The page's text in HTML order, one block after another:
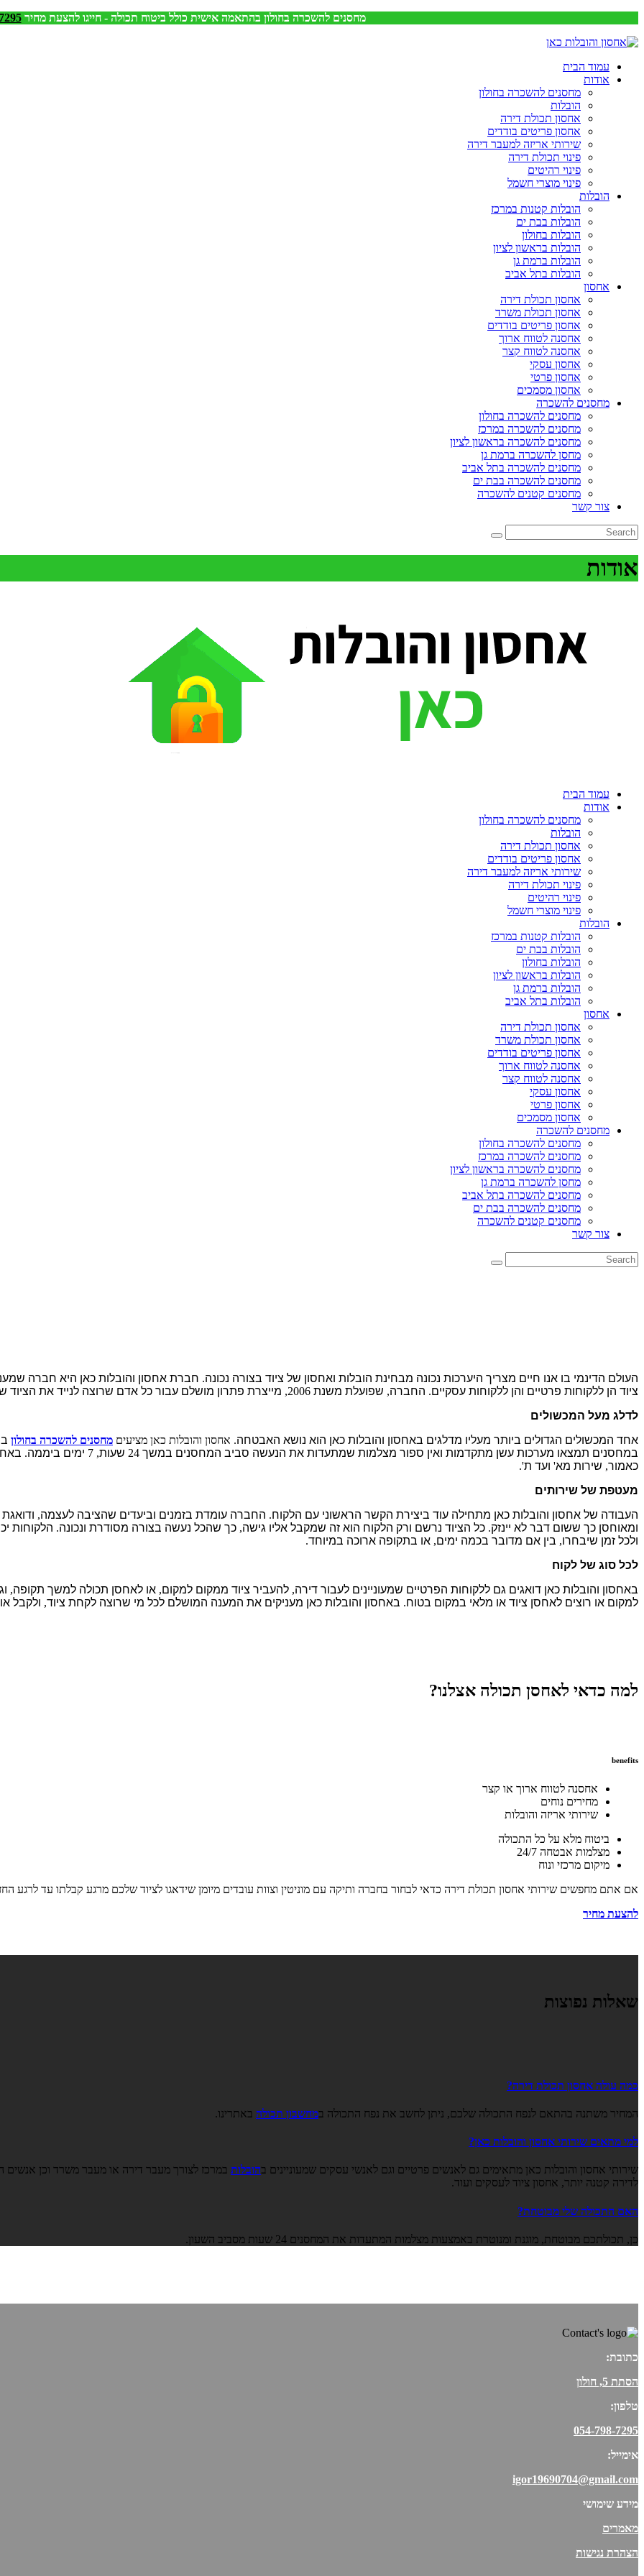
מחסנים להשכרה בחולון בהתאמה אישית כולל ביטוח תכולה - חייגו להצעת מחיר
עמוד הבית
אודות
מחסנים להשכרה בחולון
הובלות
אחסון תכולת דירה
אחסון פריטים בודדים
שירותי אריזה למעבר דירה
פינוי תכולת דירה
פינוי רהיטים
פינוי מוצרי חשמל
הובלות
הובלות קטנות במרכז
הובלות בבת ים
הובלות בחולון
הובלות בראשון לציון
הובלות ברמת גן
הובלות בתל אביב
אחסון
אחסון תכולת דירה
אחסון תכולת משרד
אחסון פריטים בודדים
אחסנה לטווח ארוך
אחסנה לטווח קצר
אחסון עסקי
אחסון פרטי
אחסון מסמכים
מחסנים להשכרה
מחסנים להשכרה בחולון
מחסנים להשכרה במרכז
מחסנים להשכרה בראשון לציון
מחסן להשכרה ברמת גן
מחסנים להשכרה בתל אביב
מחסנים להשכרה בבת ים
מחסנים קטנים להשכרה
צור קשר
אודות
עמוד הבית
אודות
מחסנים להשכרה בחולון
הובלות
אחסון תכולת דירה
אחסון פריטים בודדים
שירותי אריזה למעבר דירה
פינוי תכולת דירה
פינוי רהיטים
פינוי מוצרי חשמל
הובלות
הובלות קטנות במרכז
הובלות בבת ים
הובלות בחולון
הובלות בראשון לציון
הובלות ברמת גן
הובלות בתל אביב
אחסון
אחסון תכולת דירה
אחסון תכולת משרד
אחסון פריטים בודדים
אחסנה לטווח ארוך
אחסנה לטווח קצר
אחסון עסקי
אחסון פרטי
אחסון מסמכים
מחסנים להשכרה
מחסנים להשכרה בחולון
מחסנים להשכרה במרכז
מחסנים להשכרה בראשון לציון
מחסן להשכרה ברמת גן
מחסנים להשכרה בתל אביב
מחסנים להשכרה בבת ים
מחסנים קטנים להשכרה
צור קשר
העולם הדינמי בו אנו חיים מצריך היערכות נכונה מבחינת הובלות ואחסון של ציוד בצורה נכונה. חברת אחסון והובלות כאן היא חברה
ציוד הן ללקוחות פרטיים והן ללקוחות עסקיים. החברה, שפועלת משנת 2006, מייצרת פתרון מושלם עבור כל אדם שרוצה לנייד את הציוד
לדלג מעל המכשולים
אחד המכשולים הגדולים ביותר מעליו מדלגים באחסון והובלות כאן הוא נושא האבטחה. אחסון והובלות כאן מציעים מחסנים להשכרה בחולון
במחסנים תמצאו מערכות עשן מתקדמות ואין ספור מצלמות שמתעדות את הנעשה סביב המחסנים במשך 24 שעות, 7 ימים ביממה.
כאמור, שירות מא' ועד ת'.
מעטפת של שירותים
העבודה של אחסון והובלות כאן מתחילה עוד ביצירת הקשר הראשוני עם הלקוח. החברה עומדת בזמנים וביעדים שהציבה לעצמה,
ומאוחסן כך ששום דבר לא יינזק. כל הציוד נרשם ורק הלקוח הוא זה שמקבל אליו גישה, כך שהכל נעשה בצורה מסודרת ונכונה. הלקוחות
ולכל זמן שיבחרו, בין אם מדובר בכמה ימים, או בתקופה ארוכה במיוחד.
לכל סוג של לקוח
באחסון והובלות כאן דואגים גם ללקוחות הפרטיים שמעוניינים לעבור דירה, להעביר ציוד ממקום למקום, או לאחסן תכולה למשך תקופה,
למקום או רוצים לאחסן ציוד או מלאי במקום בטוח. באחסון והובלות כאן מעניקים את המענה המושלם לכל מי שרוצה לקחת ציוד, ולקבל
למה כדאי לאחסן תכולה אצלנו?
benefits
אחסנה לטווח ארוך או קצר
מחירים נוחים
שירותי אריזה והובלות
ביטוח מלא על כל התכולה
מצלמות אבטחה 24/7
מיקום מרכזי ונוח
אם אתם מחפשים שירותי אחסון תכולת דירה כדאי לבחור בחברה ותיקה עם מוניטין וצוות עובדים מיומן שידאגו לציוד שלכם מרגע קבלתו עד לרגע
להצעת מחיר
שאלות נפוצות
כמה עולה אחסון תכולת דירה?
המחיר משתנה בהתאם לנפח התכולה שלכם, ניתן לחשב את נפח התכולה במחשבון תכולה באתרינו.
למי מתאים שירותי אחסון והובלות כאן?
שירותי אחסון והובלות כאן מתאימים גם לאנשים פרטיים וגם לאנשי עסקים שמעוניינים בהובלות במרכז לצורך מעבר דירה או מעבר משרד וכן אנשים
לדירה קטנה יותר, אחסון ציוד לעסקים ועוד.
האם התכולה שלי מבוטחת?
כן, תכולתכם מבוטחת, מוגנת ומנוטרת באמצעות מצלמות המתעדות את המחסנים 24 שעות מסביב השעון.
כתובת:
הסתת 5, חולון
טלפון:
054-798-7295
אימייל:
igor19690704@gmail.com
מידע שימושי
מאמרים
הצהרת נגישות